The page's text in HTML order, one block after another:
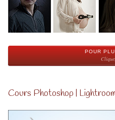
POUR
Cours Photoshop |